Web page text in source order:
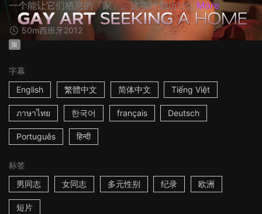
一个能让它们栖息的「家」。这项计划历经... More
50m西班牙2012
限
字幕
English
繁體中文 简体中文 Tiếng Việt
ภาษาไทย 한국어 français Deutsch
Português हिन्दी
标签
男同志
女同志 多元性别 纪录 欧洲
短片